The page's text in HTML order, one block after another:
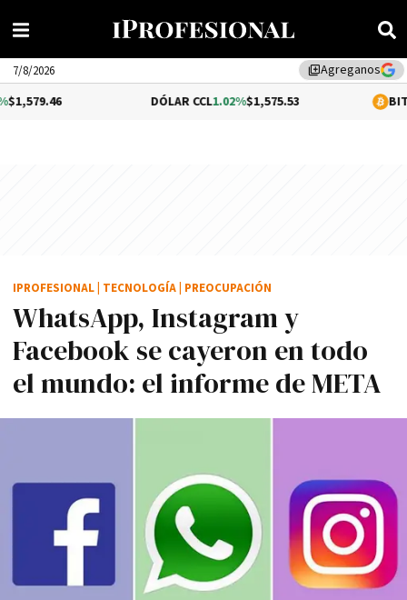
library_addAgreganos
7/8/2026
1.02%$1,575.53 -0.2%
WhatsApp, Instagram y
Facebook se cayeron en todo
el mundo: el informe de META
IPROFESIONAL TECNOLOGÍA PREOCUPACIÓN